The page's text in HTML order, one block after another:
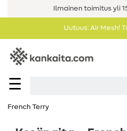
Ilmainen toimitus yli
Uutuus: Air Mesh!
☰
French Terry